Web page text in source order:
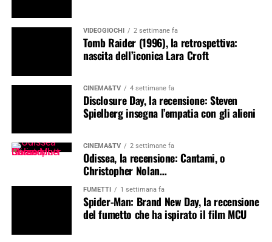
VIDEOGIOCHI 2 settimane fa
Tomb Raider (1996), la retrospettiva:
nascita dell’iconica Lara Croft
CINEMA&TV 4 settimane fa
Disclosure Day, la recensione: Steven
Spielberg insegna l’empatia con gli alieni
CINEMA&TV 2 settimane fa
Odissea, la recensione: Cantami, o
Christopher Nolan…
FUMETTI 1 settimana fa
Spider-Man: Brand New Day, la recensione
del fumetto che ha ispirato il film MCU